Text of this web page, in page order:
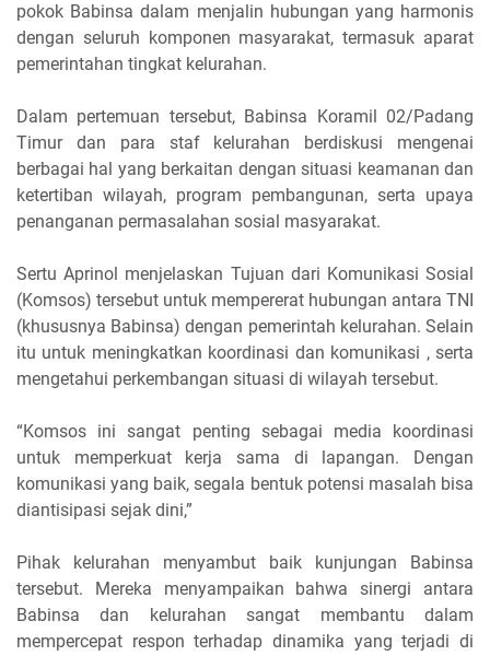
pokok Babinsa dalam menjalin hubungan yang harmonis
dengan seluruh komponen masyarakat, termasuk aparat
pemerintahan tingkat kelurahan.
Dalam pertemuan tersebut, Babinsa Koramil 02/Padang
Timur dan para staf kelurahan berdiskusi mengenai
berbagai hal yang berkaitan dengan situasi keamanan dan
ketertiban wilayah, program pembangunan, serta upaya
penanganan permasalahan sosial masyarakat.
Sertu Aprinol menjelaskan Tujuan dari Komunikasi Sosial
(Komsos) tersebut untuk mempererat hubungan antara TNI
(khususnya Babinsa) dengan pemerintah kelurahan. Selain
itu untuk meningkatkan koordinasi dan komunikasi , serta
mengetahui perkembangan situasi di wilayah tersebut.
“Komsos ini sangat penting sebagai media koordinasi
untuk memperkuat kerja sama di lapangan. Dengan
komunikasi yang baik, segala bentuk potensi masalah bisa
diantisipasi sejak dini,”
Pihak kelurahan menyambut baik kunjungan Babinsa
tersebut. Mereka menyampaikan bahwa sinergi antara
Babinsa dan kelurahan sangat membantu dalam
mempercepat respon terhadap dinamika yang terjadi di